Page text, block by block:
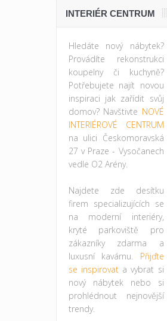
INTERIÉR CENTRUM
Hledáte nový nábytek?
Provádíte rekonstrukci
koupelny či kuchyně?
Potřebujete najít novou
inspiraci jak zařídit svůj
domov? Navštivte NOVÉ
INTERIÉROVÉ CENTRUM
na ulici Českomoravská
27 v Praze - Vysočanech
vedle O2 Arény.
Najdete zde desítku
firem specializujících se
na moderní interiéry,
kryté parkoviště pro
zákazníky zdarma a
luxusní kavárnu. Přijďte
se inspirovata vybrat si
nový nábytek nebo si
prohlédnout nejnovější
trendy.